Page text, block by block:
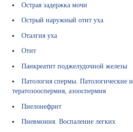
Острая задержка мочи
Острый наружный отит уха
Оталгия уха
Отит
Панкреатит поджелудочной железы
Патология спермы. Патологические
тератозооспермия, азооспермия
Пиелонефрит
Пневмония. Воспаление легких